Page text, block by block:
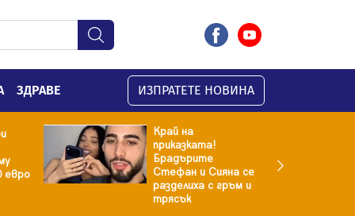
ЗДРАВЕ ИЗПРАТЕТЕ НОВИНА
евро
Край на
приказката!
Брадърите
Стефан и Сияна се
разделиха с гръм и
трясък